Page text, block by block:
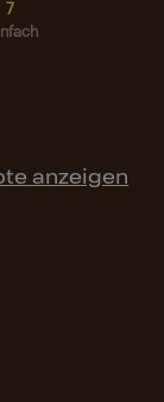
7
anzeigen